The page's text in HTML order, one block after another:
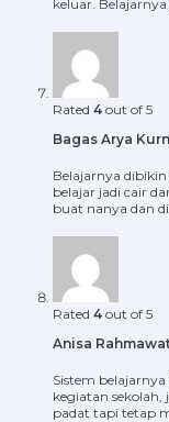
keluar. Belajarnya
Rated 4 out of 5
Bagas Arya
Belajarnya
belajar jadi cair
buat nanya dan
Rated 4 out of 5
Anisa
Sistem
kegiatan
padat tapi tetap